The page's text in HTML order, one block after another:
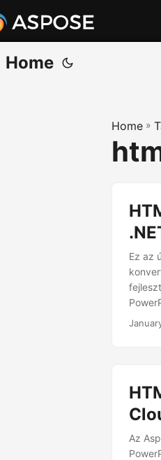
Home
Home »
Ez az
Az